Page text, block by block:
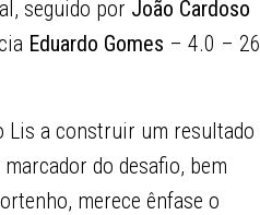
seguido por João Cardoso
Eduardo Gomes – 4.0 – 26
Lis a construir um resultado
do desafio, bem
merece ênfase o